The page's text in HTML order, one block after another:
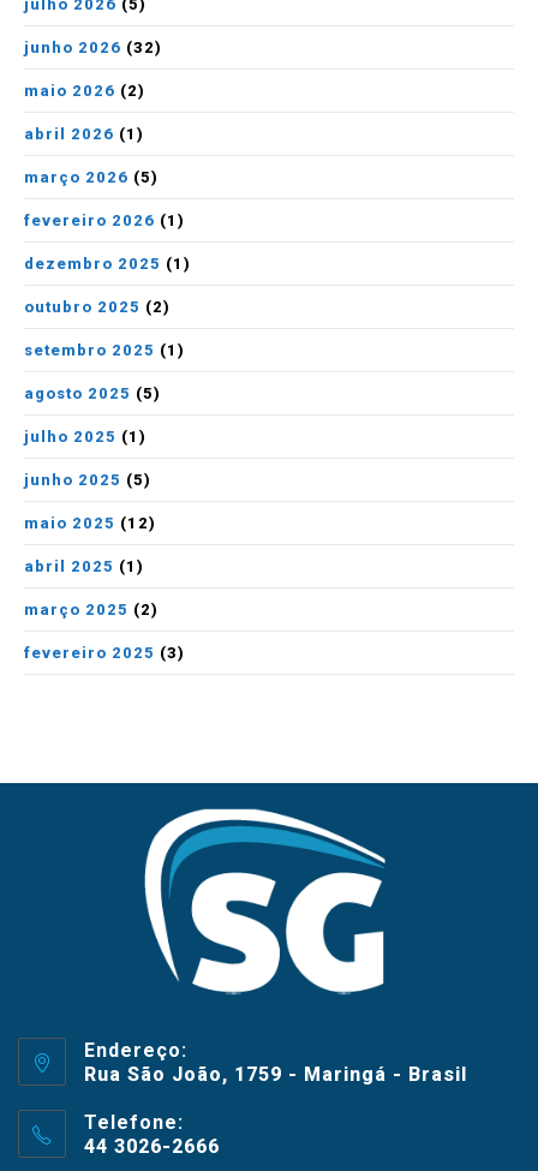
julho 2026 (5)
junho 2026 (32)
maio 2026 (2)
abril 2026 (1)
março 2026 (5)
fevereiro 2026 (1)
dezembro 2025 (1)
outubro 2025 (2)
setembro 2025 (1)
agosto 2025 (5)
julho 2025 (1)
junho 2025 (5)
maio 2025 (12)
abril 2025 (1)
março 2025 (2)
fevereiro 2025 (3)
Endereço:
Rua São João, 1759 - Maringá - Brasil
Telefone:
44 3026-2666